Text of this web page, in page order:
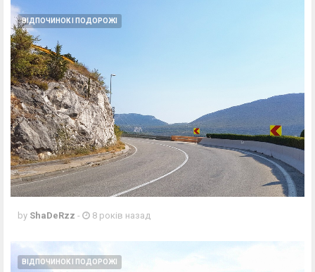
ВІДПОЧИНОК І ПОДОРОЖІ
by ShaDeRzz - 8 років назад
ВІДПОЧИНОК І ПОДОРОЖІ